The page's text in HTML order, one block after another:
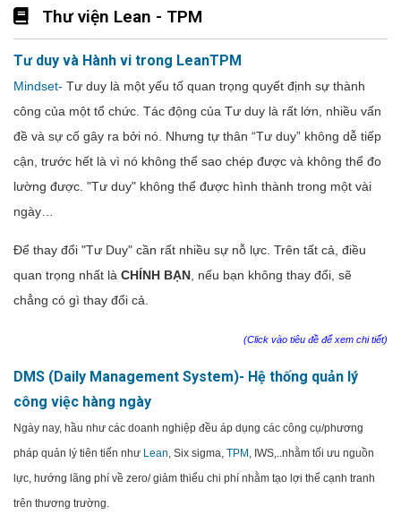
Thư viện Lean - TPM
Tư duy và Hành vi trong LeanTPM
Mindset- Tư duy là một yếu tố quan trọng quyết định sự thành
công của một tổ chức. Tác động của Tư duy là rất lớn, nhiều vấn
đề và sự cố gây ra bởi nó. Nhưng tự thân “Tư duy” không dễ tiếp
cận, trước hết là vì nó không thể sao chép được và không thể đo
lường được. "Tư duy" không thể được hình thành trong một vài
ngày…
Để thay đổi "Tư Duy" cần rất nhiều sự nỗ lực. Trên tất cả, điều
quan trọng nhất là CHÍNH BẠN , nếu bạn không thay đổi, sẽ
chẳng có gì thay đổi cả.
(Click vào tiêu đề để xem chi tiết)
DMS (Daily Management System)- Hệ thống quản lý
công việc hàng ngày
Ngày nay, hầu như các doanh nghiệp đều áp dụng các công cụ/phương
pháp quản lý tiên tiến như Lean , Six sigma, TPM , IWS,..nhằm tối ưu nguồn
lực, hướng lãng phí về zero/ giảm thiểu chi phí nhằm tạo lợi thế cạnh tranh
trên thương trường.